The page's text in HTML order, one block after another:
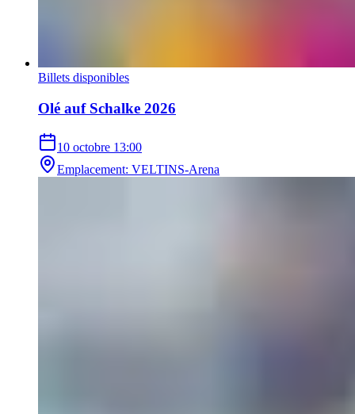
Billets disponibles
Olé auf Schalke 2026
10 octobre 13:00
Emplacement: VELTINS-Arena